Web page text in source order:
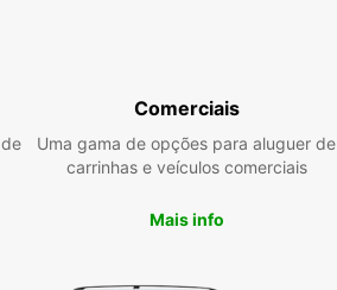
da liberdade de explorar a cidade e
aventura suíça com confiança!
Comerciais
Uma gama de opções para aluguer de
carrinhas e veículos comerciais
Mais info